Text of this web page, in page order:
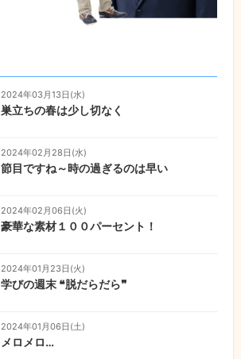
2024年03月13日(水)
巣立ちの春は少し切なく
2024年02月28日(水)
節目ですね～時の過ぎるのは早い
2024年02月06日(火)
豪華な素材１００パーセント！
2024年01月23日(火)
学びの週末 ❝脱だらだら❞
2024年01月06日(土)
メロメロ…